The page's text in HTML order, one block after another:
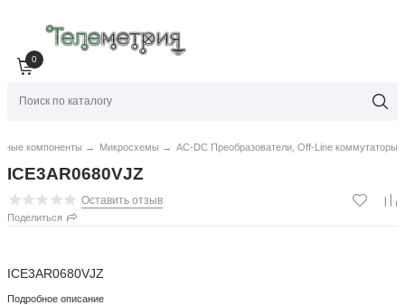
0
компоненты → Микросхемы → AC-DC Преобразователи, Off-Line коммутаторы
ICE3AR0680VJZ
Оставить отзыв
Поделиться
ICE3AR0680VJZ
Подробное описание